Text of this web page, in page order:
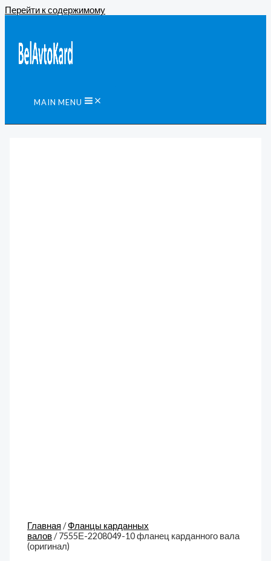
Перейти к содержимому
MAIN MENU
Главная /Фланцы карданных
валов/ 7555Е-2208049-10 фланец карданного вала
(оригинал)